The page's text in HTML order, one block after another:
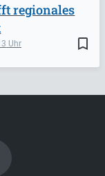
bookmark_border
regionales